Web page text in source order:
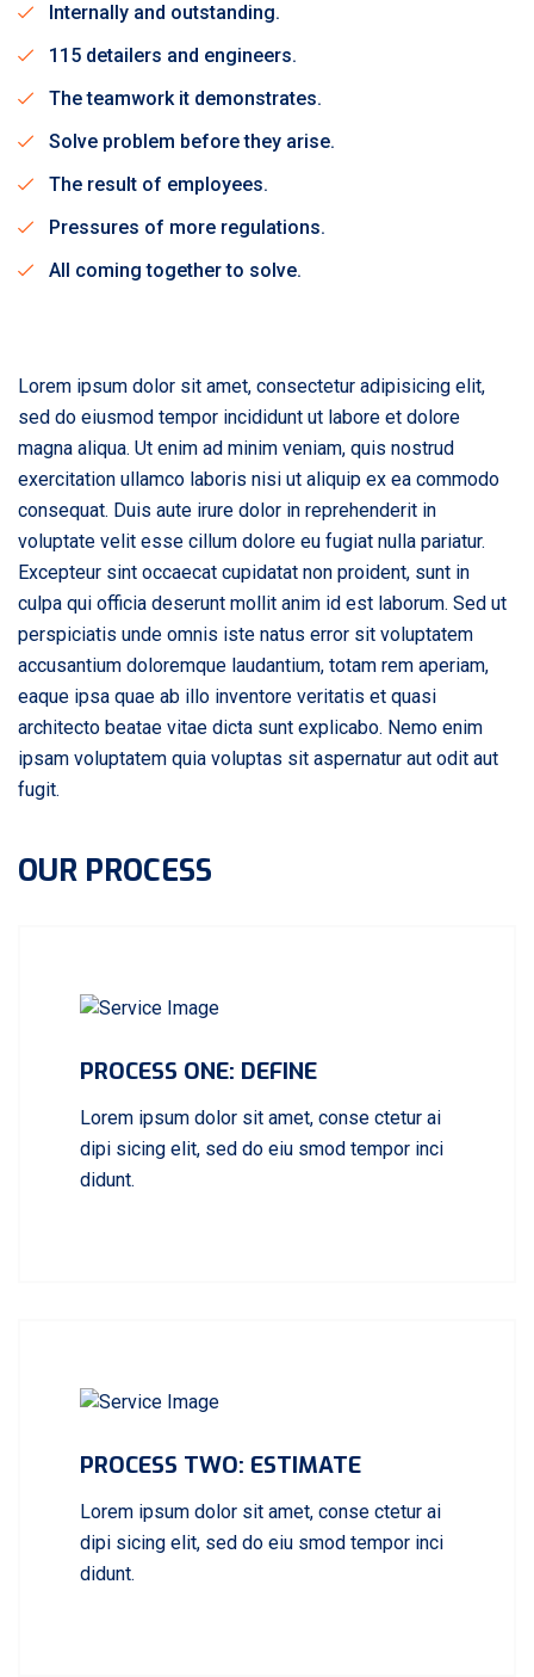
Internally and outstanding.
115 detailers and engineers.
The teamwork it demonstrates.
Solve problem before they arise.
The result of employees.
Pressures of more regulations.
All coming together to solve.
Lorem ipsum dolor sit amet, consectetur adipisicing elit,
sed do eiusmod tempor incididunt ut labore et dolore
magna aliqua. Ut enim ad minim veniam, quis nostrud
exercitation ullamco laboris nisi ut aliquip ex ea commodo
consequat. Duis aute irure dolor in reprehenderit in
voluptate velit esse cillum dolore eu fugiat nulla pariatur.
Excepteur sint occaecat cupidatat non proident, sunt in
culpa qui officia deserunt mollit anim id est laborum. Sed ut
perspiciatis unde omnis iste natus error sit voluptatem
accusantium doloremque laudantium, totam rem aperiam,
eaque ipsa quae ab illo inventore veritatis et quasi
architecto beatae vitae dicta sunt explicabo. Nemo enim
ipsam voluptatem quia voluptas sit aspernatur aut odit aut
fugit.
OUR PROCESS
PROCESS ONE: DEFINE
Lorem ipsum dolor sit amet, conse ctetur ai
dipi sicing elit, sed do eiu smod tempor inci
didunt.
PROCESS TWO: ESTIMATE
Lorem ipsum dolor sit amet, conse ctetur ai
dipi sicing elit, sed do eiu smod tempor inci
didunt.